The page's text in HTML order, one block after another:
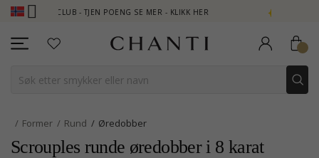
CLUB - TJEN POENG SE MER - KLIKK HER NEW COLLECTION |
Former Rund Øredobber
Scrouples runde øredobber i 8 karat